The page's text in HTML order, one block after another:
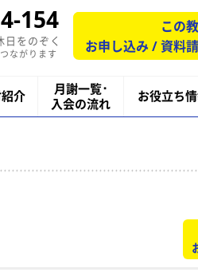
154
をのぞく
ながります
この
お申し込み / 資料
介
月謝一覧･
入会の流れ
お役立ち